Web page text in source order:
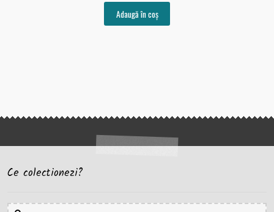
Adaugă în coș
Ce colectionezi?
Caută
Caută